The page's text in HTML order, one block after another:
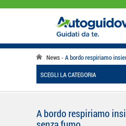
News
A bordo respiriamo
SCEGLI LA CATEGORIA
A bordo respiriamo